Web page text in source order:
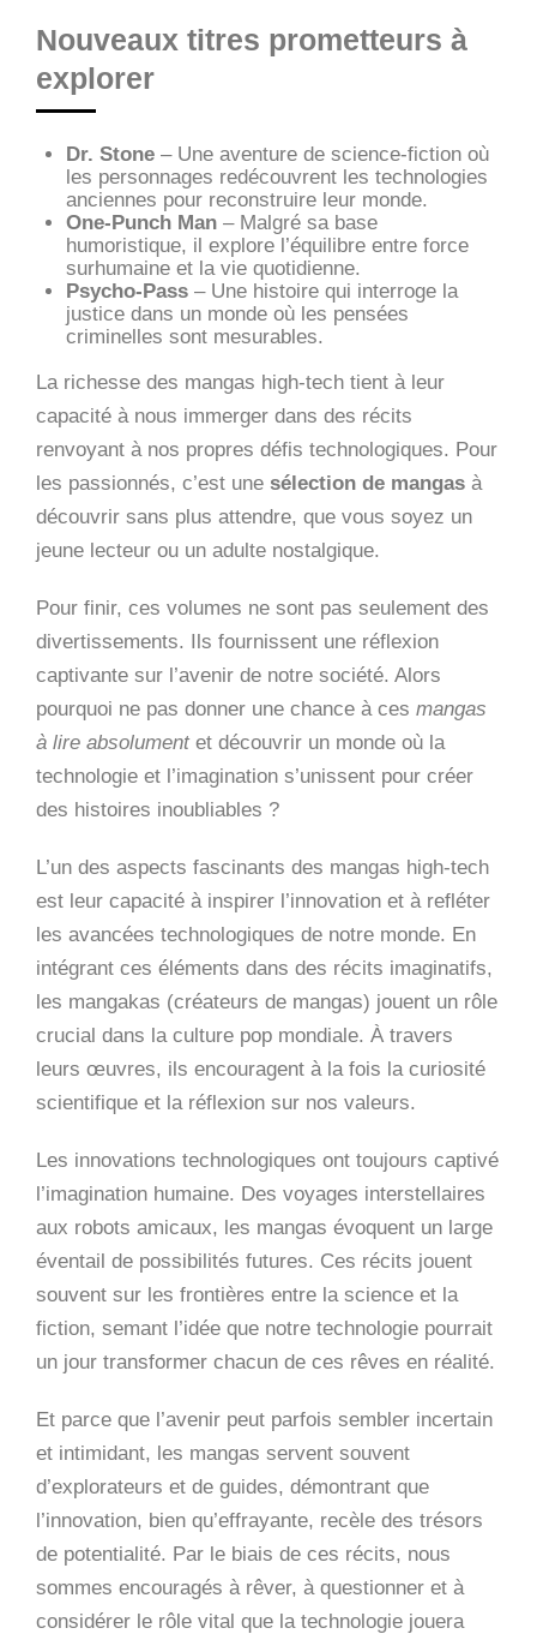
Nouveaux titres prometteurs à
explorer
Dr. Stone – Une aventure de science-fiction où
les personnages redécouvrent les technologies
anciennes pour reconstruire leur monde.
One-Punch Man – Malgré sa base
humoristique, il explore l’équilibre entre force
surhumaine et la vie quotidienne.
Psycho-Pass – Une histoire qui interroge la
justice dans un monde où les pensées
criminelles sont mesurables.
La richesse des mangas high-tech tient à leur
capacité à nous immerger dans des récits
renvoyant à nos propres défis technologiques. Pour
les passionnés, c’est une sélection de mangas à
découvrir sans plus attendre, que vous soyez un
jeune lecteur ou un adulte nostalgique.
Pour finir, ces volumes ne sont pas seulement des
divertissements. Ils fournissent une réflexion
captivante sur l’avenir de notre société. Alors
pourquoi ne pas donner une chance à ces mangas
à lire absolumentet découvrir un monde où la
technologie et l’imagination s’unissent pour créer
des histoires inoubliables ?
L’un des aspects fascinants des mangas high-tech
est leur capacité à inspirer l’innovation et à refléter
les avancées technologiques de notre monde. En
intégrant ces éléments dans des récits imaginatifs,
les mangakas (créateurs de mangas) jouent un rôle
crucial dans la culture pop mondiale. À travers
leurs œuvres, ils encouragent à la fois la curiosité
scientifique et la réflexion sur nos valeurs.
Les innovations technologiques ont toujours captivé
l’imagination humaine. Des voyages interstellaires
aux robots amicaux, les mangas évoquent un large
éventail de possibilités futures. Ces récits jouent
souvent sur les frontières entre la science et la
fiction, semant l’idée que notre technologie pourrait
un jour transformer chacun de ces rêves en réalité.
Et parce que l’avenir peut parfois sembler incertain
et intimidant, les mangas servent souvent
d’explorateurs et de guides, démontrant que
l’innovation, bien qu’effrayante, recèle des trésors
de potentialité. Par le biais de ces récits, nous
sommes encouragés à rêver, à questionner et à
considérer le rôle vital que la technologie jouera